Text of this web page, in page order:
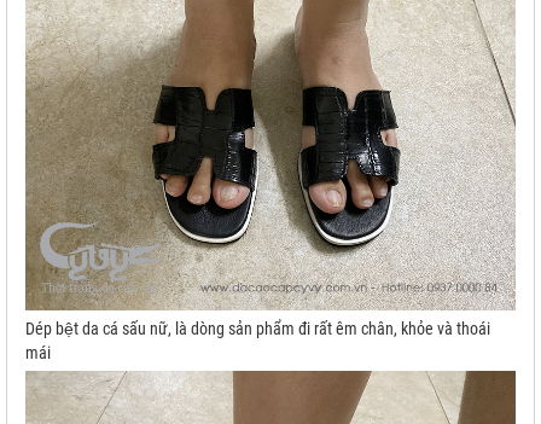
Dép bệt da cá sấu nữ, là dòng sản phẩm đi rất êm chân, khỏe và thoái
mái